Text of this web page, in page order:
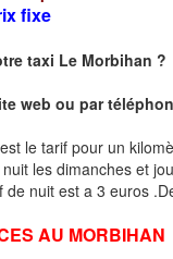
fixe
taxi Le Morbihan ?
web ou par
le tarif pour un
les dimanches et
nuit est a 3 euros
AU MORBIHAN